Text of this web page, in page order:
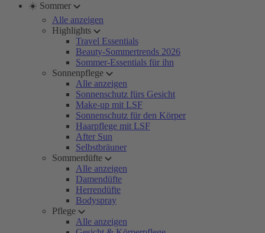
☀️ Sommer
Alle anzeigen
Highlights
Travel Essentials
Beauty-Sommertrends 2026
Sommer-Essentials für ihn
Sonnenpflege
Alle anzeigen
Sonnenschutz fürs Gesicht
Make-up mit LSF
Sonnenschutz für den Körper
Haarpflege mit LSF
After Sun
Selbstbräuner
Sommerdüfte
Alle anzeigen
Damendüfte
Herrendüfte
Bodyspray
Pflege
Alle anzeigen